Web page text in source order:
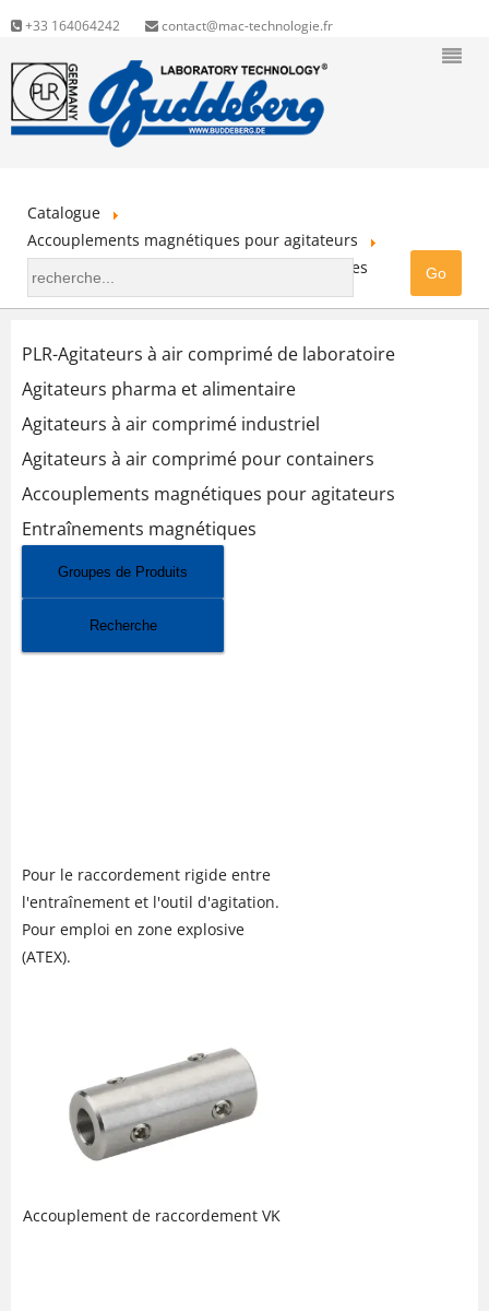
+33 164064242 contact@mac-technologie.fr
Catalogue
Accouplements magnétiques pour agitateurs
Accessoires pour accouplements magnétiques
PLR-Agitateurs à air comprimé de laboratoire
Agitateurs pharma et alimentaire
Agitateurs à air comprimé industriel
Agitateurs à air comprimé pour containers
Accouplements magnétiques pour agitateurs
Entraînements magnétiques
Groupes de Produits
Recherche
Pour le raccordement rigide entre
l'entraînement et l'outil d'agitation.
Pour emploi en zone explosive
(ATEX).
Accouplement de raccordement VK